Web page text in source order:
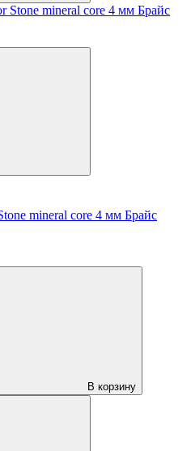
mineral core 4 мм Брайс
В корзину